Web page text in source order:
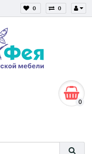
0
0
0